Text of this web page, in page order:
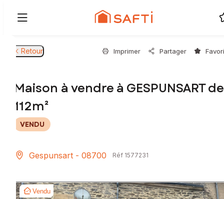
Retour Imprimer Partager
Maison à vendre à GESPUNSART de
112m²
VENDU
Gespunsart - 08700 Réf 1577231
Vendu